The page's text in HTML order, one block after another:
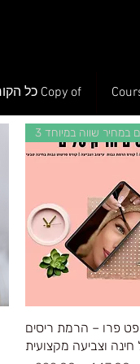
Copy of כל הקורסים שלנו
Quick
פרו – הרמת ריסים
חינה וצביעה מקצועית